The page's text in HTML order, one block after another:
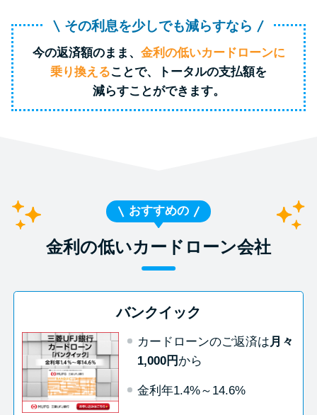
の理由
その他コラム
今月の家賃払えない…2ヵ月目に
たい…市役所に相談より賢い方
法2選
街金とは？絶対審査通る？借金
その利息を少しでも減らすなら
今の返済額のまま、 金利の低いカードローンに
乗り換えることで、トータルの支払額を
減らすことができます。
おすすめの
金利の低いカードローン会社
バンクイック
カードローンのご返済は月々
1,000円 から
金利年1.4%～14.6%